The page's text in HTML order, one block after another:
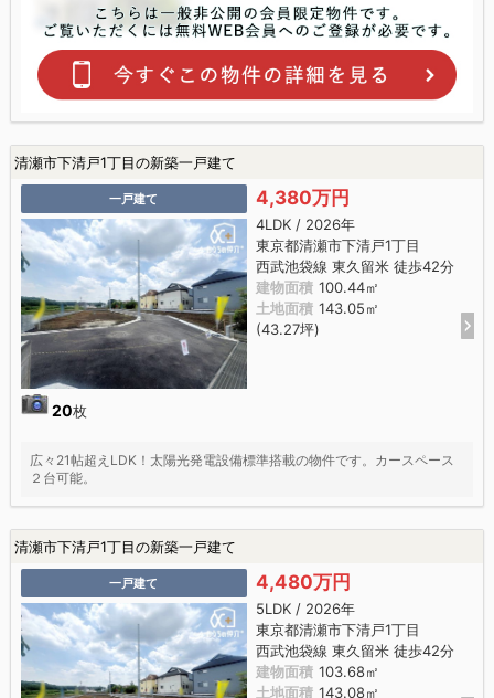
清瀬市下清戸1丁目の新築一戸建て
一戸建て
20枚
4,380万円
4LDK / 2026年
東京都清瀬市下清戸1丁目
西武池袋線 東久留米 徒歩42分
建物面積 100.44㎡
土地面積 143.05㎡
(43.27坪)
広々21帖超えLDK！太陽光発電設備標準搭載の物件です。カースペース
２台可能。
清瀬市下清戸1丁目の新築一戸建て
一戸建て 4,480万円
5LDK / 2026年
東京都清瀬市下清戸1丁目
西武池袋線 東久留米 徒歩42分
建物面積 103.68㎡
土地面積 143.08㎡